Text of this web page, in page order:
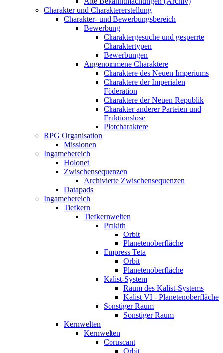
Charakter und Charaktererstellung
Charakter- und Bewerbungsbereich
Bewerbung
Charaktergesuche und gesperrte
Charaktertypen
Bewerbungen
Angenommene Charaktere
Charaktere des Neuen Imperiums
Charaktere der Imperialen
Föderation
Charaktere der Neuen Republik
Charakter anderer Parteien und
Fraktionslose
Plotcharaktere
RPG Organisation
Missionen
Ingamebereich
Holonet
Zwischensequenzen
Archivierte Zwischensequenzen
Datapads
Ingamebereich
Tiefkern
Tiefkernwelten
Prakith
Orbit
Planetenoberfläche
Empress Teta
Orbit
Planetenoberfläche
Kalist-System
Raum des Kalist-Systems
Kalist VI - Planetenoberfläche
Sonstiger Raum
Sonstiger Raum
Kernwelten
Kernwelten
Coruscant
Orbit